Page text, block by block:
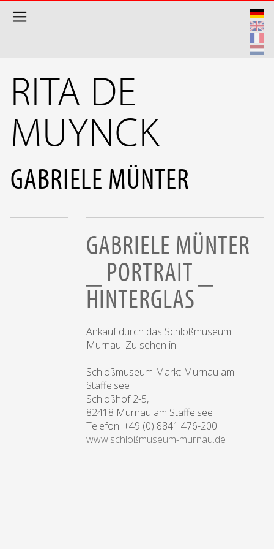
RITA DE
MUYNCK
GABRIELE MÜNTER
GABRIELE MÜNTER
_ PORTRAIT _
HINTERGLAS
Ankauf durch das Schloßmuseum
Murnau. Zu sehen in:
Schloßmuseum Markt Murnau am
Staffelsee
Schloßhof 2-5,
82418 Murnau am Staffelsee
Telefon: +49 (0) 8841 476-200
www.schloßmuseum-murnau.de